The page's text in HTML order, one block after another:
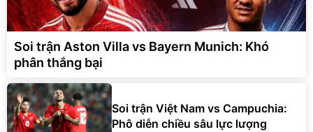
Soi trận Aston Villa vs Bayern Munich: Khó
phân thắng bại
Soi trận Việt Nam vs Campuchia:
Phô diễn chiều sâu lực lượng